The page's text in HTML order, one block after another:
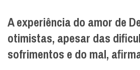
A experiência do amor de
otimistas, apesar das
sofrimentos e do mal,